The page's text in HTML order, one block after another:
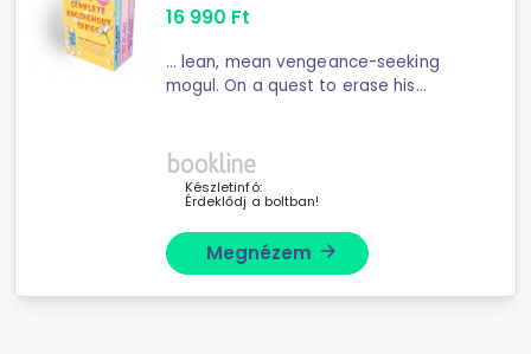
16 990 Ft
... lean, mean vengeance-seeking
mogul. On a quest to erase his
money and power he amasses, the
safer he is from threats ...
Készletinfó:
Érdeklődj a boltban!
Megnézem arrow_forward